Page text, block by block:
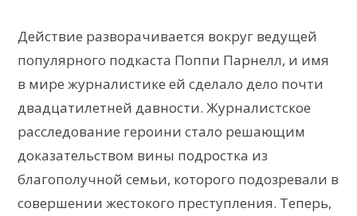
Действие разворачивается вокруг ведущей
популярного подкаста Поппи Парнелл, и имя
в мире журналистике ей сделало дело почти
двадцатилетней давности. Журналистское
расследование героини стало решающим
доказательством вины подростка из
благополучной семьи, которого подозревали в
совершении жестокого преступления. Теперь,